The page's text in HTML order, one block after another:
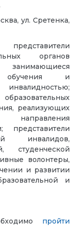
ул. Сретенка,
органов
обучения и
реализующих
направления
представители
инвалидов,
студенческой
волонтеры,
и развитии
и
пройти